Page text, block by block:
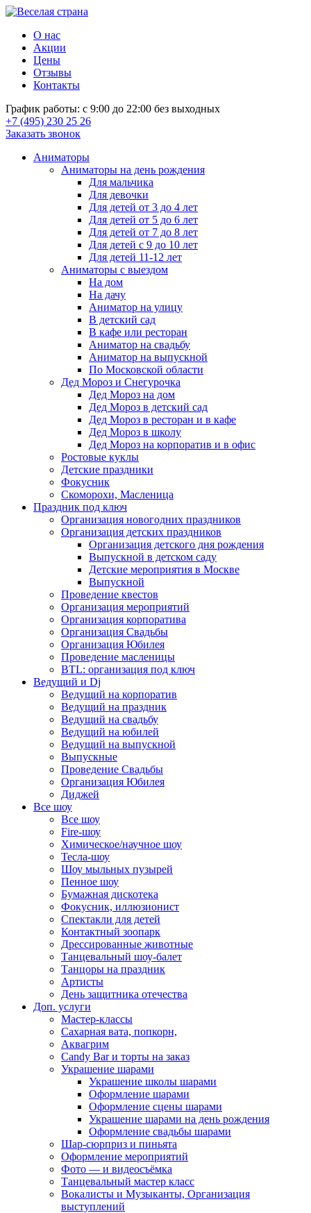
О нас
Акции
Цены
Отзывы
Контакты
График работы: с 9:00 до 22:00 без выходных
+7 (495) 230 25 26
Заказать звонок
Аниматоры
Аниматоры на день рождения
Для мальчика
Для девочки
Для детей от 3 до 4 лет
Для детей от 5 до 6 лет
Для детей от 7 до 8 лет
Для детей с 9 до 10 лет
Для детей 11-12 лет
Аниматоры с выездом
На дом
На дачу
Аниматор на улицу
В детский сад
В кафе или ресторан
Аниматор на свадьбу
Аниматор на выпускной
По Московской области
Дед Мороз и Снегурочка
Дед Мороз на дом
Дед Мороз в детский сад
Дед Мороз в ресторан и в кафе
Дед Мороз в школу
Дед Мороз на корпоратив и в офис
Ростовые куклы
Детские праздники
Фокусник
Скоморохи, Масленица
Праздник под ключ
Организация новогодних праздников
Организация детских праздников
Организация детского дня рождения
Выпускной в детском саду
Детские мероприятия в Москве
Выпускной
Проведение квестов
Организация мероприятий
Организация корпоратива
Организация Свадьбы
Организация Юбилея
Проведение масленицы
BTL: организация под ключ
Ведущий и Dj
Ведущий на корпоратив
Ведущий на праздник
Ведущий на свадьбу
Ведущий на юбилей
Ведущий на выпускной
Выпускные
Проведение Свадьбы
Организация Юбилея
Диджей
Все шоу
Все шоу
Fire-шоу
Химическое/научное шоу
Тесла-шоу
Шоу мыльных пузырей
Пенное шоу
Бумажная дискотека
Фокусник, иллюзионист
Спектакли для детей
Контактный зоопарк
Дрессированные животные
Танцевальный шоу-балет
Танцоры на праздник
Артисты
День защитника отечества
Доп. услуги
Мастер-классы
Сахарная вата, попкорн,
Аквагрим
Candy Bar и торты на заказ
Украшение шарами
Украшение школы шарами
Оформление шарами
Оформление сцены шарами
Украшение шарами на день рождения
Оформление свадьбы шарами
Шар-сюрприз и пиньята
Оформление мероприятий
Фото — и видеосъёмка
Танцевальный мастер класс
Вокалисты и Музыканты, Организация
выступлений